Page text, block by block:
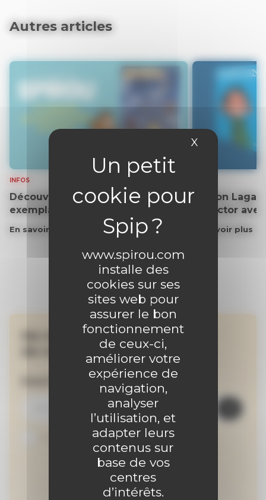
www.spirou.com
installe des
cookies sur ses
sites web pour
assurer le bon
fonctionnement
de ceux-ci,
améliorer votre
expérience de
navigation,
analyser
l’utilisation, et
adapter leurs
contenus sur
base de vos
centres
d’intérêts.
X Masquer le
Autres articles
INFOS
Découvrez gratuitement un
exemplaire du journal !
En savoir plus
Gaston
collector
En savoir plus
Ne manquez aucune
de nos actualités !
Inscrivez-vous à la newsletter
Je suis abonné au site